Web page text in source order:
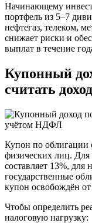
Начинающему
портфель из 5–7
нефтегаз, телеком,
снижает риски и
выплат в течение
Купонный
считать
Купон по облигации
физических лиц. Для
составляет 13%,
государственные
купон освобождён
Чтобы определить
налоговую нагрузку: